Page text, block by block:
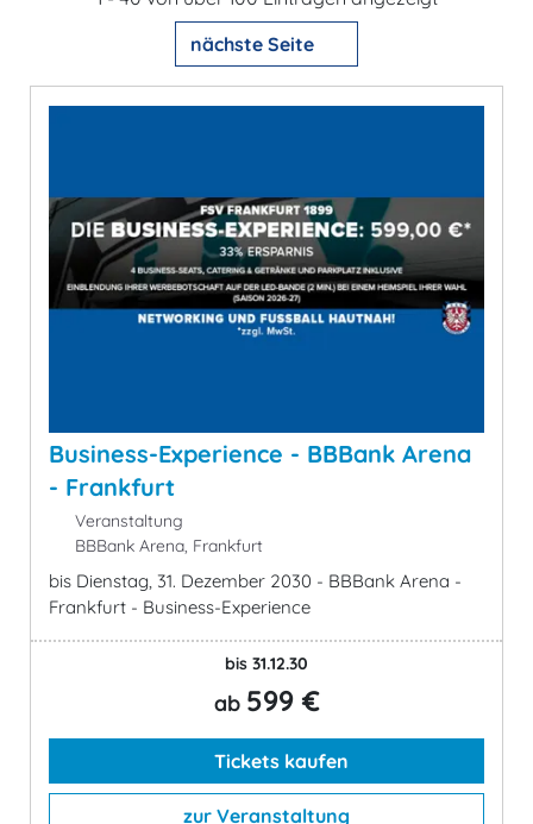
nächste Seite
Business-Experience - BBBank Arena
- Frankfurt
Veranstaltung
BBBank Arena, Frankfurt
bis Dienstag, 31. Dezember 2030 - BBBank Arena -
Frankfurt - Business-Experience
bis 31.12.30
ab 599 €
Tickets kaufen
zur Veranstaltung